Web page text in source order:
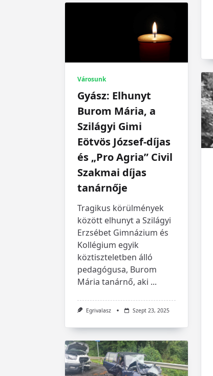
Városunk
Gyász: Elhunyt
Burom Mária, a
Szilágyi Gimi
Eötvös József-díjas
és „Pro Agria” Civil
Szakmai díjas
tanárnője
Tragikus körülmények
között elhunyt a Szilágyi
Erzsébet Gimnázium és
Kollégium egyik
köztiszteletben álló
pedagógusa, Burom
Mária tanárnő, aki ...
Egrivalasz Szept 23, 2025